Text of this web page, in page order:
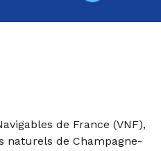
de France (VNF),
naturels de Champagne-